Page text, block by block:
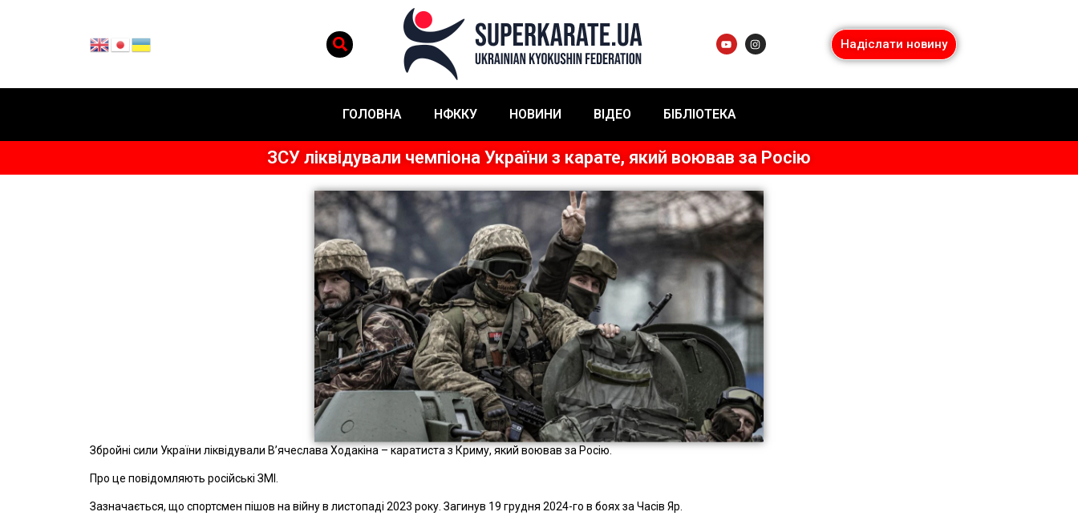
Надіслати новину
ГОЛОВНА НФККУ НОВИНИ ВІДЕО БІБЛІОТЕКА
ЗСУ ліквідували чемпіона України з карате, який воював за Росію
Збройні сили України ліквідували В’ячеслава Ходакіна – каратиста з Криму, який воював за Росію.
Про це повідомляють російські ЗМІ.
Зазначається, що спортсмен пішов на війну в листопаді 2023 року. Загинув 19 грудня 2024-го в боях за Часів Яр.